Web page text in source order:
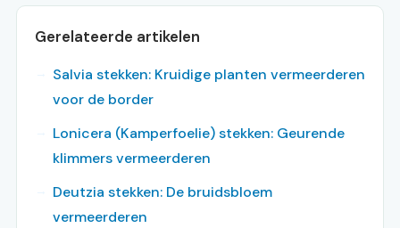
Gerelateerde artikelen
Salvia stekken: Kruidige planten vermeerderen
voor de border
Lonicera (Kamperfoelie) stekken: Geurende
klimmers vermeerderen
Deutzia stekken: De bruidsbloem
vermeerderen